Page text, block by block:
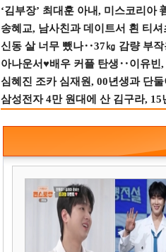
‘김부장’ 최대훈 아내, 미스코리아
송혜교, 남사친과 데이트서 흰 티
신동 살 너무 뺐나‥37㎏ 감량 부
아나운서♥배우 커플 탄생‥이유빈
심혜진 조카 심재원, 00년생과 단
삼성전자 4만 원대에 산 김구라,